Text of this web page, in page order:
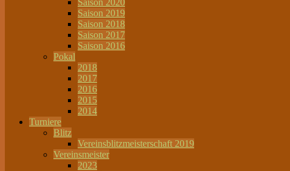
Saison 2019
Saison 2018
Saison 2017
Saison 2016
Pokal
2018
2017
2016
2015
2014
Turniere
Blitz
Vereinsblitzmeisterschaft 2019
Vereinsmeister
2023